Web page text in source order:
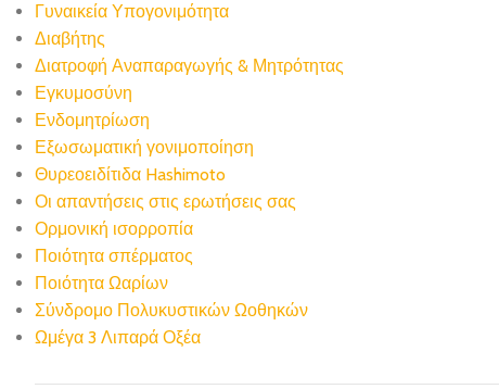
Γυναικεία Υπογονιμότητα
Διαβήτης
Διατροφή Αναπαραγωγής & Μητρότητας
Εγκυμοσύνη
Ενδομητρίωση
Εξωσωματική γονιμοποίηση
Θυρεοειδίτιδα Hashimoto
Οι απαντήσεις στις ερωτήσεις σας
Ορμονική ισορροπία
Ποιότητα σπέρματος
Ποιότητα Ωαρίων
Σύνδρομο Πολυκυστικών Ωοθηκών
Ωμέγα 3 Λιπαρά Οξέα